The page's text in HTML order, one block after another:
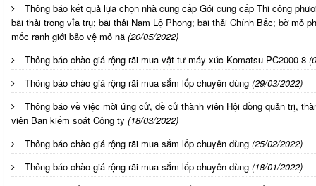
Thông báo kết quả lựa chọn nhà cung cấp Gói cung cấp Thi công
bãi thải trong vỉa trụ; bãi thải Nam Lộ Phong; bãi thải Chính Bắc; bờ mỏ
mốc ranh giới bảo vệ mỏ nă (20/05/2022)
Thông báo chào giá rộng rãi mua vật tư máy xúc Komatsu PC2000-8
Thông báo chào giá rộng rãi mua sắm lốp chuyên dùng (29/03/2022)
Thông báo về việc mời ứng cử, đề cử thành viên Hội đồng quản trị,
viên Ban kiểm soát Công ty (18/03/2022)
Thông báo chào giá rộng rãi mua sắm lốp chuyên dùng (25/02/2022)
Thông báo chào giá rộng rãi mua sắm lốp chuyên dùng (18/01/2022)